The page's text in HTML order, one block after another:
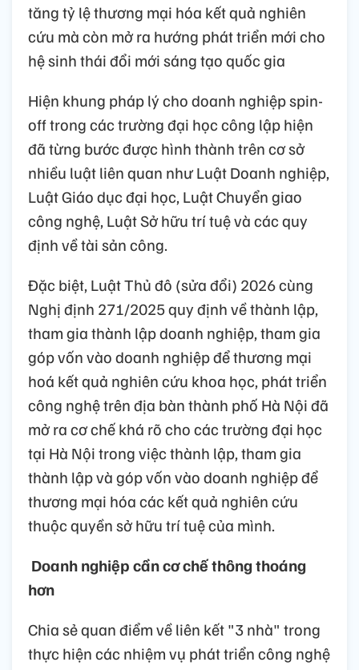
tăng tỷ lệ thương mại hóa kết quả nghiên
cứu mà còn mở ra hướng phát triển mới cho
hệ sinh thái đổi mới sáng tạo quốc gia
Hiện khung pháp lý cho doanh nghiệp spin-
off trong các trường đại học công lập hiện
đã từng bước được hình thành trên cơ sở
nhiều luật liên quan như Luật Doanh nghiệp,
Luật Giáo dục đại học, Luật Chuyển giao
công nghệ, Luật Sở hữu trí tuệ và các quy
định về tài sản công.
Đặc biệt, Luật Thủ đô (sửa đổi) 2026 cùng
Nghị định 271/2025 quy định về thành lập,
tham gia thành lập doanh nghiệp, tham gia
góp vốn vào doanh nghiệp để thương mại
hoá kết quả nghiên cứu khoa học, phát triển
công nghệ trên địa bàn thành phố Hà Nội đã
mở ra cơ chế khá rõ cho các trường đại học
tại Hà Nội trong việc thành lập, tham gia
thành lập và góp vốn vào doanh nghiệp để
thương mại hóa các kết quả nghiên cứu
thuộc quyền sở hữu trí tuệ của mình.
Doanh nghiệp cần cơ chế thông thoáng
hơn
Chia sẻ quan điểm về liên kết "3 nhà" trong
thực hiện các nhiệm vụ phát triển công nghệ